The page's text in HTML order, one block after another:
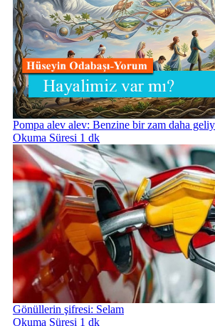
Pompa alev alev: Benzine bir zam daha
Okuma Süresi 1 dk
Gönüllerin şifresi: Selam
Okuma Süresi 1 dk